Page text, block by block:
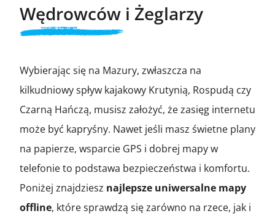
Wędrowców i Żeglarzy
Wybierając się na Mazury, zwłaszcza na
kilkudniowy spływ kajakowy Krutynią, Rospudą czy
Czarną Hańczą, musisz założyć, że zasięg internetu
może być kapryśny. Nawet jeśli masz świetne plany
na papierze, wsparcie GPS i dobrej mapy w
telefonie to podstawa bezpieczeństwa i komfortu.
Poniżej znajdziesz najlepsze uniwersalne mapy
offline, które sprawdzą się zarówno na rzece, jak i